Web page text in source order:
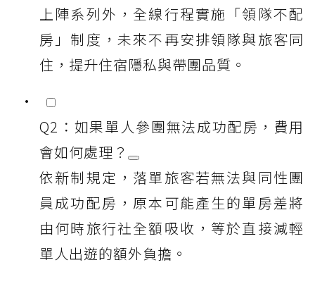
上陣系列外，全線行程實施「領隊不配
房」制度，未來不再安排領隊與旅客同
住，提升住宿隱私與帶團品質。
Q2：如果單人參團無法成功配房，費用
會如何處理？
依新制規定，落單旅客若無法與同性團
員成功配房，原本可能產生的單房差將
由何時旅行社全額吸收，等於直接減輕
單人出遊的額外負擔。